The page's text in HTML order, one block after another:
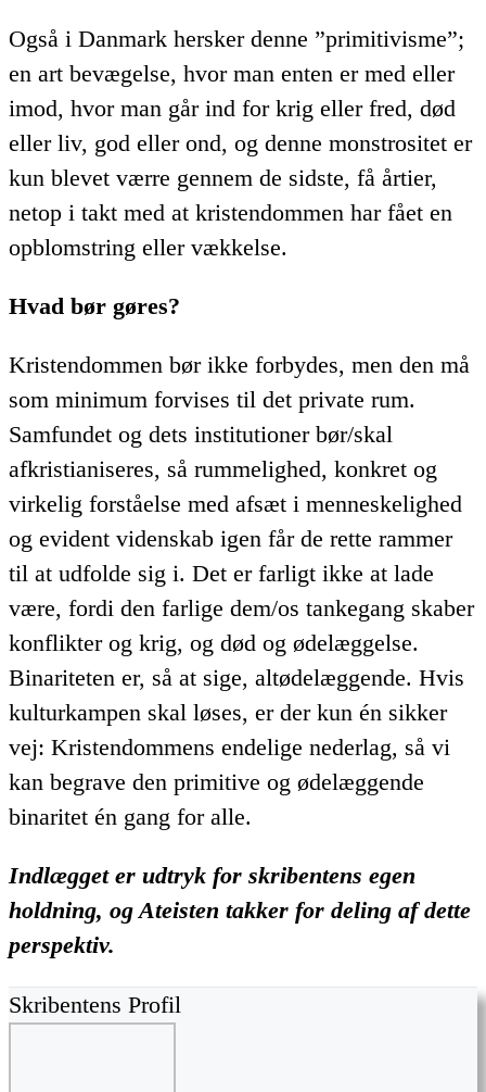
Også i Danmark hersker denne ”primitivisme”;
en art bevægelse, hvor man enten er med eller
imod, hvor man går ind for krig eller fred, død
eller liv, god eller ond, og denne monstrositet er
kun blevet værre gennem de sidste, få årtier,
netop i takt med at kristendommen har fået en
opblomstring eller vækkelse.
Hvad bør gøres?
Kristendommen bør ikke forbydes, men den må
som minimum forvises til det private rum.
Samfundet og dets institutioner bør/skal
afkristianiseres, så rummelighed, konkret og
virkelig forståelse med afsæt i menneskelighed
og evident videnskab igen får de rette rammer
til at udfolde sig i. Det er farligt ikke at lade
være, fordi den farlige dem/os tankegang skaber
konflikter og krig, og død og ødelæggelse.
Binariteten er, så at sige, altødelæggende. Hvis
kulturkampen skal løses, er der kun én sikker
vej: Kristendommens endelige nederlag, så vi
kan begrave den primitive og ødelæggende
binaritet én gang for alle.
Indlægget er udtryk for skribentens egen
holdning, og Ateisten takker for deling af dette
perspektiv.
Skribentens Profil